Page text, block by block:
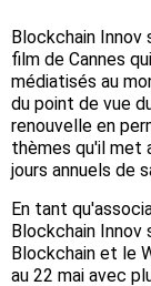
Blockchain Innov
film de Cannes
médiatisés au
du point de vue
renouvelle en
thèmes qu'il met
jours annuels de
En tant
Blockchain Innov
Blockchain et le
au 22 mai avec